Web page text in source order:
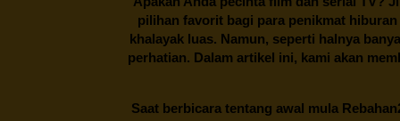
pilihan favorit bagi para penikmat
khalayak luas. Namun, seperti halnya
perhatian. Dalam artikel ini, kami akan
Saat berbicara tentang awal mula